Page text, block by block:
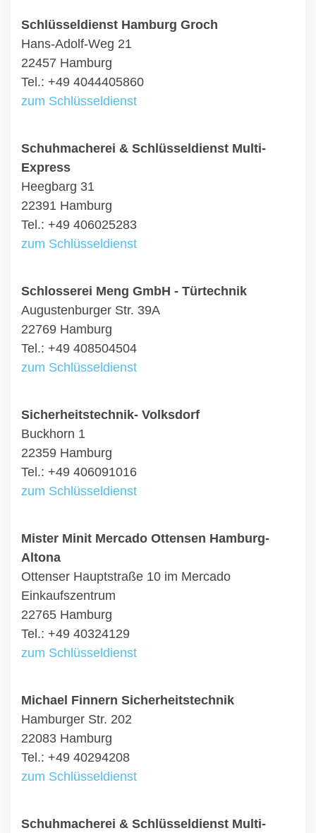
Schlüsseldienst Hamburg Groch
Hans-Adolf-Weg 21
22457 Hamburg
Tel.: +49 4044405860
zum Schlüsseldienst
Schuhmacherei & Schlüsseldienst Multi-
Express
Heegbarg 31
22391 Hamburg
Tel.: +49 406025283
zum Schlüsseldienst
Schlosserei Meng GmbH - Türtechnik
Augustenburger Str. 39A
22769 Hamburg
Tel.: +49 408504504
zum Schlüsseldienst
Sicherheitstechnik- Volksdorf
Buckhorn 1
22359 Hamburg
Tel.: +49 406091016
zum Schlüsseldienst
Mister Minit Mercado Ottensen Hamburg-
Altona
Ottenser Hauptstraße 10 im Mercado
Einkaufszentrum
22765 Hamburg
Tel.: +49 40324129
zum Schlüsseldienst
Michael Finnern Sicherheitstechnik
Hamburger Str. 202
22083 Hamburg
Tel.: +49 40294208
zum Schlüsseldienst
Schuhmacherei & Schlüsseldienst Multi-